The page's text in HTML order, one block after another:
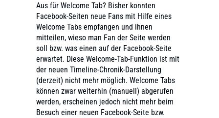
Aus für Welcome Tab? Bisher konnten
Facebook-Seiten neue Fans mit Hilfe eines
Welcome Tabs empfangen und ihnen
mitteilen, wieso man Fan der Seite werden
soll bzw. was einen auf der Facebook-Seite
erwartet. Diese Welcome-Tab-Funktion ist mit
der neuen Timeline-Chronik-Darstellung
(derzeit) nicht mehr möglich. Welcome Tabs
können zwar weiterhin (manuell) abgerufen
werden, erscheinen jedoch nicht mehr beim
Besuch einer neuen Facebook-Seite bzw.